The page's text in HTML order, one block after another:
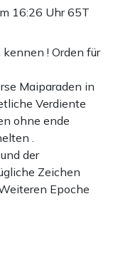
16:26 Uhr65T
! Orden für
Maiparaden in
Verdiente
ohne ende
.
der
Zeichen
Epoche